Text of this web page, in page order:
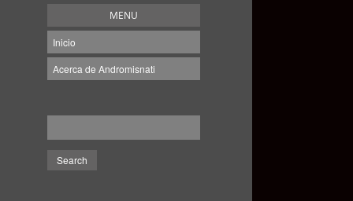
MENU
Inicio
Acerca de Andromisnati